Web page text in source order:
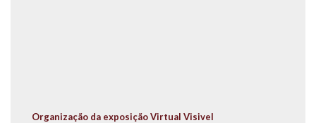
Organização da exposição Virtual Visivel